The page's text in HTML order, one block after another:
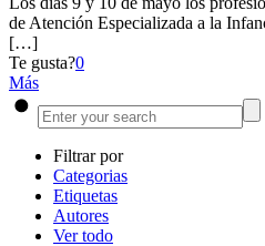
de Atención Especializada a la
[…]
Te gusta?0
Más
Filtrar por
Categorias
Etiquetas
Autores
Ver todo